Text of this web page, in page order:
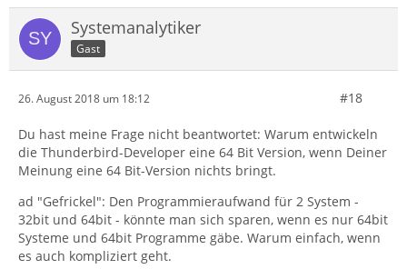
Systemanalytiker
Gast
26. August 2018 um 18:12 #18
Du hast meine Frage nicht beantwortet: Warum entwickeln
die Thunderbird-Developer eine 64 Bit Version, wenn Deiner
Meinung eine 64 Bit-Version nichts bringt.
ad "Gefrickel": Den Programmieraufwand für 2 System -
32bit und 64bit - könnte man sich sparen, wenn es nur 64bit
Systeme und 64bit Programme gäbe. Warum einfach, wenn
es auch kompliziert geht.